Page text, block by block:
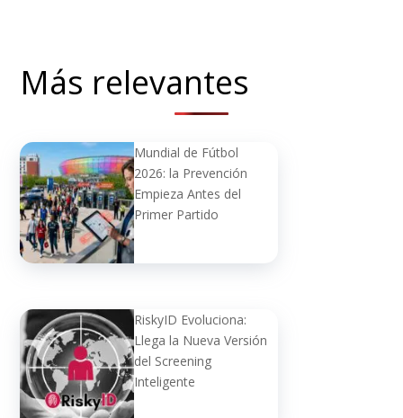
Más relevantes
Mundial de Fútbol
2026: la Prevención
Empieza Antes del
Primer Partido
RiskyID Evoluciona:
Llega la Nueva Versión
del Screening
Inteligente